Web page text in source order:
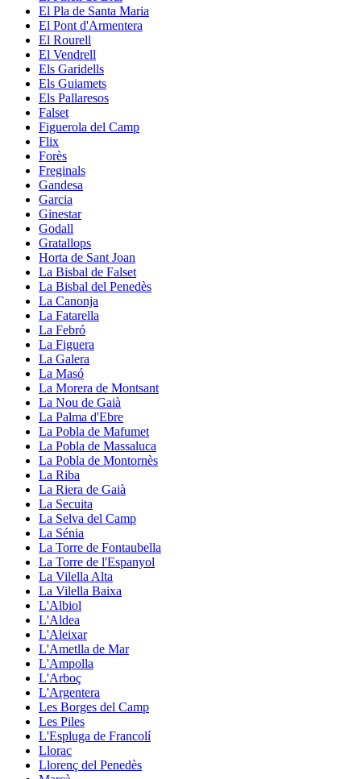
El Pla de Santa Maria
El Pont d'Armentera
El Rourell
El Vendrell
Els Garidells
Els Guiamets
Els Pallaresos
Falset
Figuerola del Camp
Flix
Forès
Freginals
Gandesa
Garcia
Ginestar
Godall
Gratallops
Horta de Sant Joan
La Bisbal de Falset
La Bisbal del Penedès
La Canonja
La Fatarella
La Febró
La Figuera
La Galera
La Masó
La Morera de Montsant
La Nou de Gaià
La Palma d'Ebre
La Pobla de Mafumet
La Pobla de Massaluca
La Pobla de Montornès
La Riba
La Riera de Gaià
La Secuita
La Selva del Camp
La Sénia
La Torre de Fontaubella
La Torre de l'Espanyol
La Vilella Alta
La Vilella Baixa
L'Albiol
L'Aldea
L'Aleixar
L'Ametlla de Mar
L'Ampolla
L'Arboç
L'Argentera
Les Borges del Camp
Les Piles
L'Espluga de Francolí
Llorac
Llorenç del Penedès